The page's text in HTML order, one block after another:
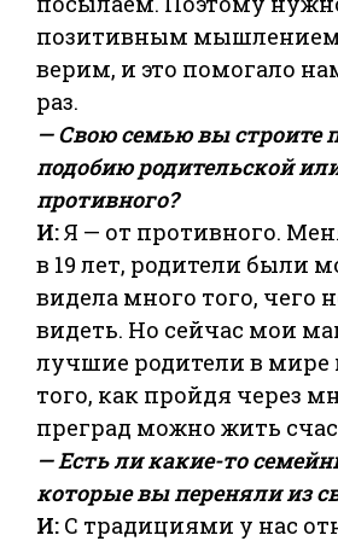
позитивным
верим, и это помогало
раз.
— Свою семью вы строите
подобию родительской
противного?
И:Я — от противного.
в 19 лет, родители были
видела много того, чего
видеть. Но сейчас мои
лучшие родители в
того, как пройдя через
преград можно жить
— Есть ли какие-то
которые вы переняли из
И: С традициями у нас